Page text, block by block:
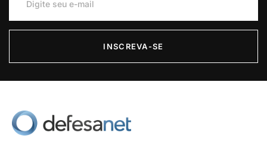
INSCREVA-SE